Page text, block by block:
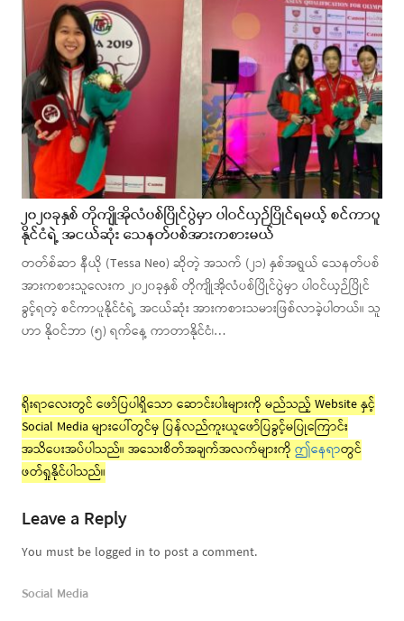
၂၀၂၀ခုနှစ် တိုကျိုအိုလံပစ်ပြိုင်ပွဲမှာ ပါဝင်ယှဉ်ပြိုင်ရမယ့် စင်ကာပူ
နိုင်ငံရဲ့ အငယ်ဆုံး သေနတ်ပစ်အားကစားမယ်
တတ်စ်ဆာ နီယို (Tessa Neo) ဆိုတဲ့ အသက် (၂၁) နှစ်အရွယ် သေနတ်ပစ်
အားကစားသူလေးက ၂၀၂၀ခုနှစ် တိုကျိုအိုလံပစ်ပြိုင်ပွဲမှာ ပါဝင်ယှဉ်ပြိုင်
ခွင့်ရတဲ့ စင်ကာပူနိုင်ငံရဲ့ အငယ်ဆုံး အားကစားသမားဖြစ်လာခဲ့ပါတယ်။ သူ
ဟာ နိုဝင်ဘာ (၅) ရက်နေ့ ကာတာနိုင်ငံ၊…
ရိုးရာလေးတွင် ဖော်ပြပါရှိသော ဆောင်းပါးများကို မည်သည့် Website နှင့်
Social Media များပေါ်တွင်မှ ပြန်လည်ကူးယူဖော်ပြခွင့်မပြုကြောင်း
အသိပေးအပ်ပါသည်။ အသေးစိတ်အချက်အလက်များကို ဤနေရာတွင်
ဖတ်ရှုနိုင်ပါသည်။
Leave a Reply
You must be logged in to post a comment.
Social Media